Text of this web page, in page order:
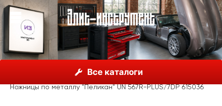
Все каталоги
Unior, Словения
Ножницы, болторезы
Ножницы по металлу
Ножницы по металлу "Пеликан" UN 567R-PLUS/7DP 615036